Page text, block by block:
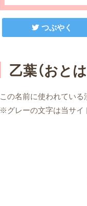
つぶやく
乙葉（おと
この名前に使われている
※グレーの文字は当サイ